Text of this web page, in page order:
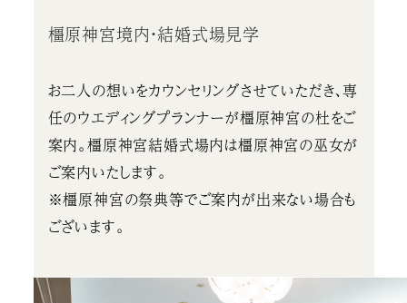
橿原神宮境内・結婚式場見学
お二人の想いをカウンセリングさせていただき、専
任のウエディングプランナーが橿原神宮の杜をご
案内。橿原神宮結婚式場内は橿原神宮の巫女が
ご案内いたします。
※橿原神宮の祭典等でご案内が出来ない場合も
ございます。